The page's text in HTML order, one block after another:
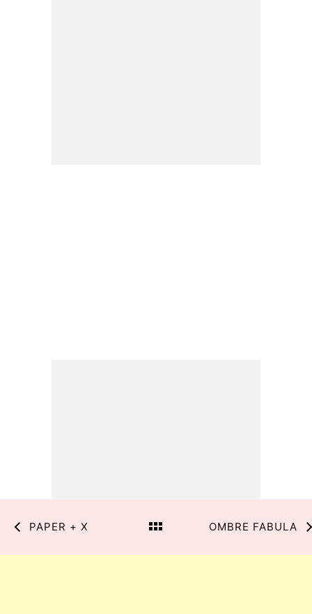
PAPER + X OMBRE FABULA